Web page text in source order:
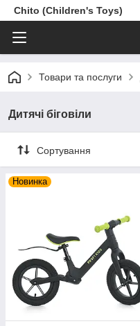
Chito (Children's Toys)
Товари та послуги
Дитячі біговіли
Сортування
Новинка